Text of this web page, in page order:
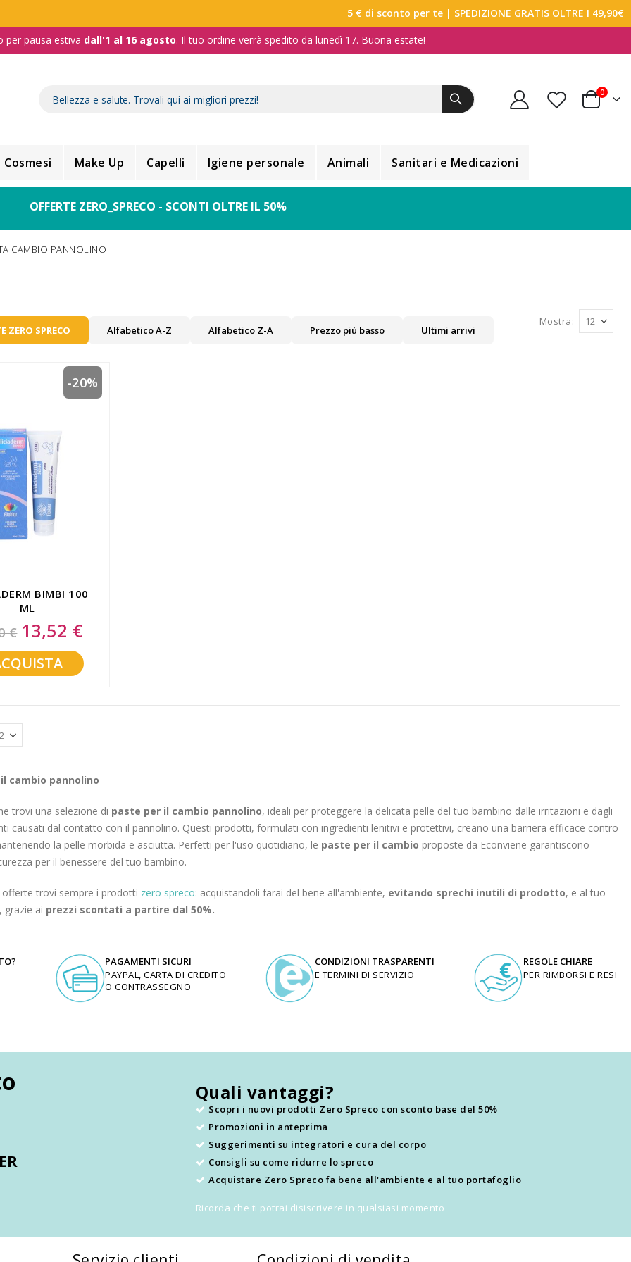
5 € di sconto per te | SPEDIZIONE GRATIS OLTRE I 49,90€
per pausa estiva dall'1 al 16 agosto. Il tuo ordine verrà spedito da lunedì 17. Buona estate!
Carrello
0
Cosmesi Make Up Capelli Igiene personale Animali Sanitari e Medicazioni
OFFERTE ZERO_SPRECO - SCONTI OLTRE IL 50%
CAMBIO PANNOLINO
ZERO SPRECO
Alfabetico A-Z Alfabetico Z-A Prezzo più basso Ultimi arrivi
Mostra
BIMBI 100
ML
€
-20%
Special
Price
13,52 €
cambio pannolino
trovi una selezione di paste per il cambio pannolino, ideali per proteggere la delicata pelle del tuo bambino dalle irritazioni e dagli
causati dal contatto con il pannolino. Questi prodotti, formulati con ingredienti lenitivi e protettivi, creano una barriera efficace contro
la pelle morbida e asciutta. Perfetti per l'uso quotidiano, le paste per il cambio proposte da Econviene garantiscono
per il benessere del tuo bambino.
offerte trovi sempre i prodotti zero spreco: acquistandoli farai del bene all'ambiente, evitando sprechi inutili di prodotto, e al tuo
ai prezzi scontati a partire dal 50%.
PAGAMENTI SICURI
PAYPAL, CARTA DI CREDITO
O CONTRASSEGNO
CONDIZIONI TRASPARENTI
E TERMINI DI SERVIZIO
REGOLE CHIARE
PER RIMBORSI E RESI
Quali vantaggi?
Scopri i nuovi prodotti Zero Spreco con sconto base del 50%
Promozioni in anteprima
Suggerimenti su integratori e cura del corpo
Consigli su come ridurre lo spreco
Acquistare Zero Spreco fa bene all'ambiente e al tuo portafoglio
Ricorda che ti potrai disiscrivere in qualsiasi momento